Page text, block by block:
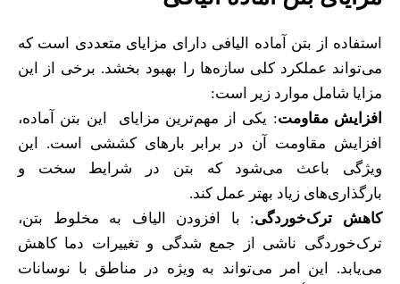
استفاده از بتن آماده الیافی دارای مزایای متعددی است که
می‌تواند عملکرد کلی سازه‌ها را بهبود بخشد. برخی از این
مزایا شامل موارد زیر است:
افزایش مقاومت: یکی از مهم‌ترین مزایای این بتن آماده،
افزایش مقاومت آن در برابر بارهای کششی است. این
ویژگی باعث می‌شود که بتن در شرایط سخت و
بارگذاری‌های زیاد بهتر عمل کند.
کاهش ترک‌خوردگی: با افزودن الیاف به مخلوط بتن،
ترک‌خوردگی ناشی از جمع شدگی و تغییرات دما کاهش
می‌یابد. این امر می‌تواند به ویژه در مناطق با نوسانات